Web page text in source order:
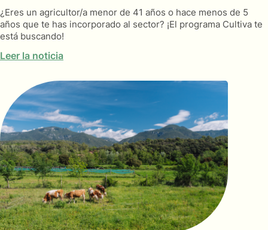
¿Eres un agricultor/a menor de 41 años o hace menos de 5
años que te has incorporado al sector? ¡El programa Cultiva te
está buscando!
Leer la noticia